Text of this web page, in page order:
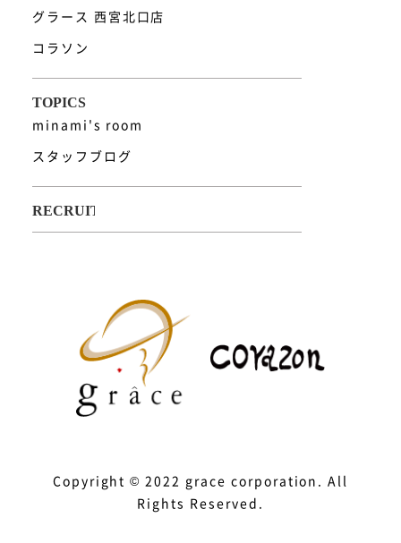
グラース 西宮北口店
コラソン
minami's room
スタッフブログ
Copyright © 2022 grace corporation. All
Rights Reserved.